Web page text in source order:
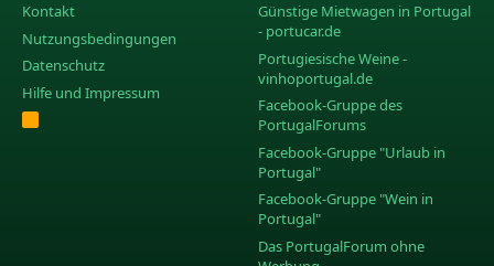
Kontakt
Nutzungsbedingungen
Datenschutz
Hilfe und Impressum
R
Günstige Mietwagen in Portugal
- portucar.de
Portugiesische Weine -
vinhoportugal.de
Facebook-Gruppe des
PortugalForums
Facebook-Gruppe "Urlaub in
Portugal"
Facebook-Gruppe "Wein in
Portugal"
Das PortugalForum ohne